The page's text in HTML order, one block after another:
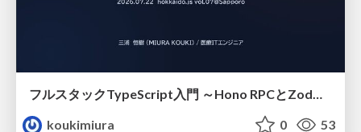
フルスタックTypeScript入門 ～Hono RPCとZodで実現する型共有～
koukimiura
0 53